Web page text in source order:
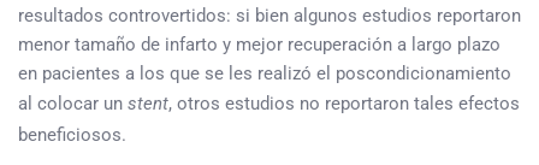
resultados controvertidos: si bien algunos estudios reportaron
menor tamaño de infarto y mejor recuperación a largo plazo
en pacientes a los que se les realizó el poscondicionamiento
al colocar un stent, otros estudios no reportaron tales efectos
beneficiosos.